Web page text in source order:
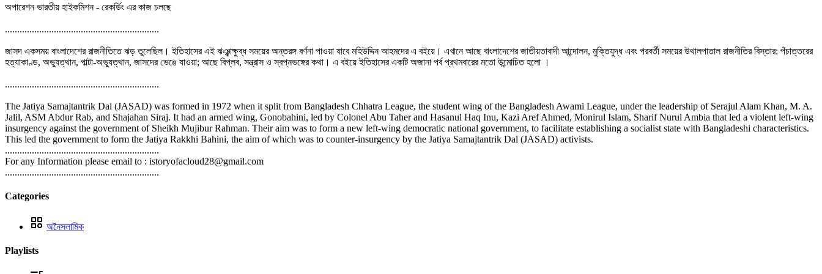
অপারেশন ভারতীয় হাইকমিশন - রেকর্ডিং এর কাজ চলছে
...............................................................
জাসদ একসময় বাংলাদেশের রাজনীতিতে ঝড় তুলেছিল। ইতিহাসের এই ঝঞ্ঝাক্ষুব্ধ সময়ের অন্তরঙ্গ বর্ণনা পাওয়া যাবে মহিউদ্দিন আহমদের এ বইয়ে। এখানে আছে বাংলাদেশের জাতীয়তাবাদী আন্দোলন, মুক্তিযুদ্ধ এবং পরবর্তী সময়ের উথালপাতাল রাজনীতির বিস্তার: পঁচাত্তরের
হত্যাকাণ্ড, অভ্যুত্থান, পাল্টা-অভ্যুত্থান, জাসদের ভেঙে যাওয়া; আছে বিপ্লব, সন্ত্রাস ও স্বপ্নভঙ্গের কথা। এ বইয়ে ইতিহাসের একটি অজানা পর্ব প্রথমবারের মতো উন্মোচিত হলো ।
...............................................................
The Jatiya Samajtantrik Dal (JASAD) was formed in 1972 when it split from Bangladesh Chhatra League, the student wing of the Bangladesh Awami League, under the leadership of Serajul Alam Khan, M. A.
Jalil, ASM Abdur Rab, and Shajahan Siraj. It had an armed wing, Gonobahini, led by Colonel Abu Taher and Hasanul Haq Inu, Kazi Aref Ahmed, Monirul Islam, Sharif Nurul Ambia that led a violent left-wing
insurgency against the government of Sheikh Mujibur Rahman. Their aim was to form a new left-wing democratic national government, to facilitate establishing a socialist state with Bangladeshi characteristics.
This led the government to form the Jatiya Rakkhi Bahini, the aim of which was to counter-insurgency by the Jatiya Samajtantrik Dal (JASAD) activists.
...............................................................
For any Information please email to : istoryofacloud28@gmail.com
...............................................................
Categories
অনৈসলামিক
Playlists